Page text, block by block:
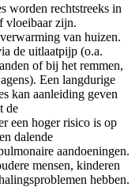
worden rechtstreeks in
vloeibaar zijn.
van huizen.
de uitlaatpijp (o.a.
of bij het remmen,
Een langdurige
kan aanleiding geven
de
een hoger risico is op
dalende
aandoeningen.
mensen, kinderen
hebben.